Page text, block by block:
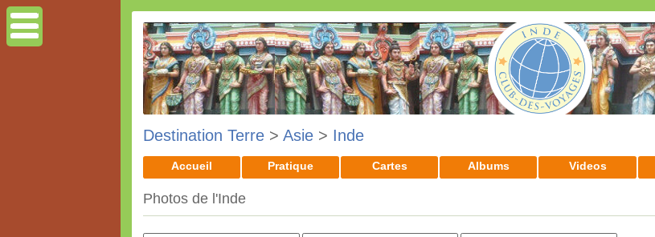
Destination Terre > Asie > Inde
Accueil Pratique Cartes Albums Videos
Photos de l'Inde